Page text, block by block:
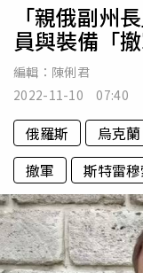
「親俄副州
員與裝備「撤
編輯： 陳俐君
2022-11-10 07:40
俄羅斯 烏克蘭
撤軍
斯特雷